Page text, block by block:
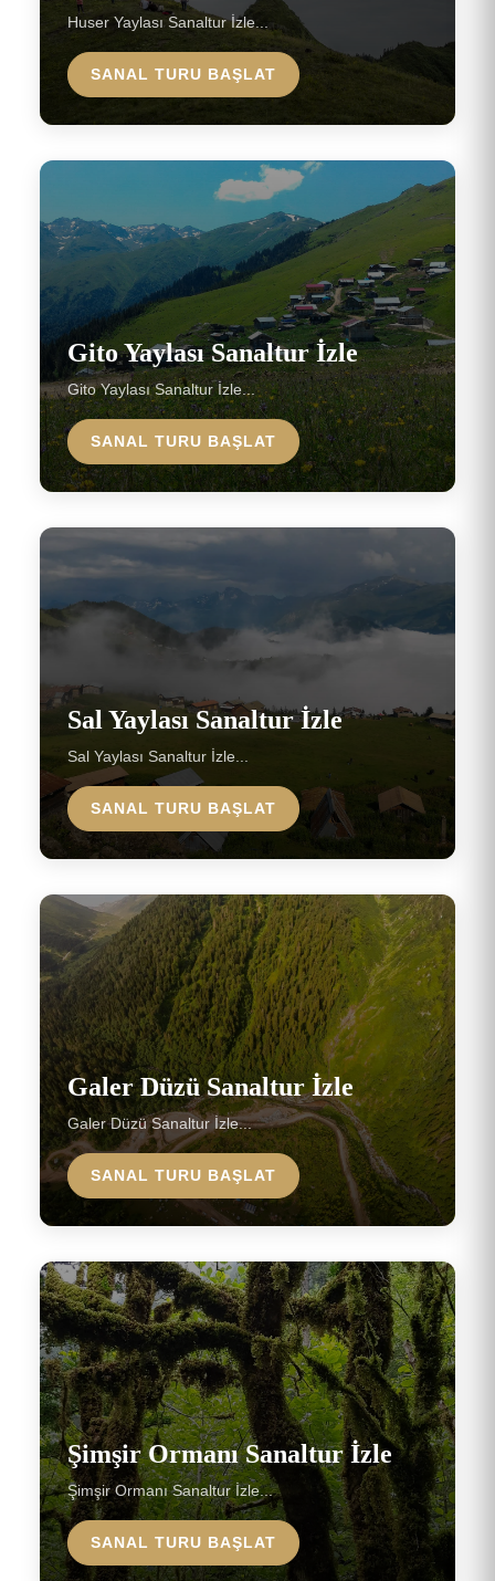
Huser Yaylası Sanaltur İzle...
SANAL TURU BAŞLAT
Gito Yaylası Sanaltur İzle
Gito Yaylası Sanaltur İzle...
SANAL TURU BAŞLAT
Sal Yaylası Sanaltur İzle
Sal Yaylası Sanaltur İzle...
SANAL TURU BAŞLAT
Galer Düzü Sanaltur İzle
Galer Düzü Sanaltur İzle...
SANAL TURU BAŞLAT
Şimşir Ormanı Sanaltur İzle
Şimşir Ormanı Sanaltur İzle...
SANAL TURU BAŞLAT